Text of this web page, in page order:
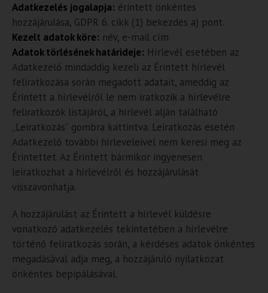
Adatkezelés jogalapja: érintett önkéntes
hozzájárulása, GDPR 6. cikk (1) bekezdés a) pont.
Kezelt adatok köre: név, e-mail cím
Adatok törlésének határideje: Hírlevél esetében az
Adatkezelő mindaddig kezeli az Érintett hírlevél
feliratkozása során megadott adatait, ameddig az
Érintett a hírlevélről le nem iratkozik a hírlevélre
feliratkozók listájáról, a hírlevél alján található
„Leiratkozás” gombra kattintva. Leiratkozás esetén
Adatkezelő további hírleveleivel nem keresi meg az
Érintettet. Az Érintett bármikor ingyenesen
leiratkozhat a hírlevélről és hozzájárulását
visszavonhatja.
A hozzájárulást az Érintett a hírlevél küldésre
vonatkozó adatkezelés tekintetében a hírlevélre
történő feliratkozás során, a kérdéses adatok önkéntes
megadásával adja meg, a hozzájáruló nyilatkozat
önkéntes bepipálásával.